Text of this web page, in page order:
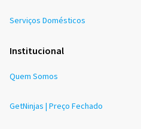
Serviços Domésticos
Institucional
Quem Somos
GetNinjas | Preço Fechado